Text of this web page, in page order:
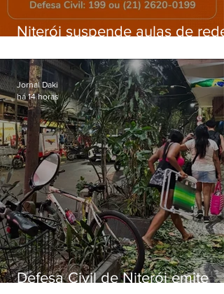
Niterói suspende aulas de rede
ventos fortes nesta sexta (7)
Defesa Civil de Niterói emite
Jornal Daki
há 14 horas